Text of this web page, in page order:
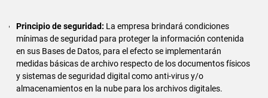
Principio de seguridad: La empresa brindará condiciones
mínimas de seguridad para proteger la información contenida
en sus Bases de Datos, para el efecto se implementarán
medidas básicas de archivo respecto de los documentos físicos
y sistemas de seguridad digital como anti-virus y/o
almacenamientos en la nube para los archivos digitales.